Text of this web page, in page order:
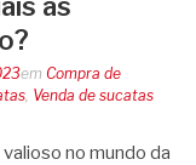
em Compra de
Venda de sucatas
no mundo da